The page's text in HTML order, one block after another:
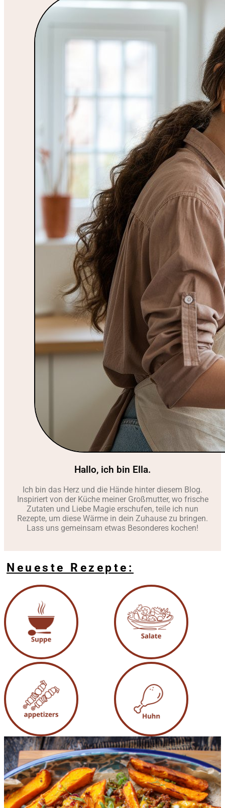
Hallo, ich bin Ella.
Ich bin das Herz und die Hände hinter diesem Blog.
Inspiriert von der Küche meiner Großmutter, wo frische
Zutaten und Liebe Magie erschufen, teile ich nun
Rezepte, um diese Wärme in dein Zuhause zu bringen.
Lass uns gemeinsam etwas Besonderes kochen!
Neueste Rezepte: